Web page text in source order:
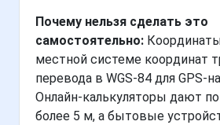
Почему нельзя сделать это
самостоятельно:
местной системе координат
перевода в WGS-84 для GPS-
Онлайн-калькуляторы дают
более 5 м, а бытовые